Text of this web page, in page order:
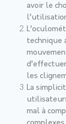
avoir le
technique
les
La
mal à